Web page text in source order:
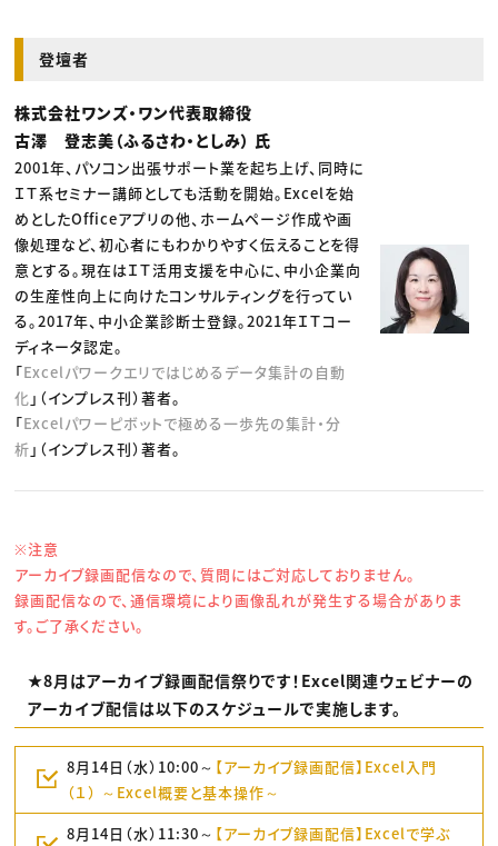
登壇者
株式会社ワンズ・ワン代表取締役
古澤 登志美（ふるさわ・としみ） 氏
2001年、パソコン出張サポート業を起ち上げ、同時に
ＩＴ系セミナー講師としても活動を開始。Excelを始
めとしたOfficeアプリの他、ホームページ作成や画
像処理など、初心者にもわかりやすく伝えることを得
意とする。現在はＩＴ活用支援を中心に、中小企業向
の生産性向上に向けたコンサルティングを行ってい
る。2017年、中小企業診断士登録。2021年ＩＴコー
ディネータ認定。
「Excelパワークエリではじめるデータ集計の自動
化 」（インプレス刊）著者。
「Excelパワーピボットで極める一歩先の集計・分
析 」（インプレス刊）著者。
※注意
アーカイブ録画配信なので、質問にはご対応しておりません。
録画配信なので、通信環境により画像乱れが発生する場合がありま
す。ご了承ください。
★8月はアーカイブ録画配信祭りです！Excel関連ウェビナーの
アーカイブ配信は以下のスケジュールで実施します。
8月14日（水）10:00～ 【アーカイブ録画配信】Excel入門
（１） ～Excel概要と基本操作～
8月14日（水）11:30～ 【アーカイブ録画配信】Excelで学ぶ